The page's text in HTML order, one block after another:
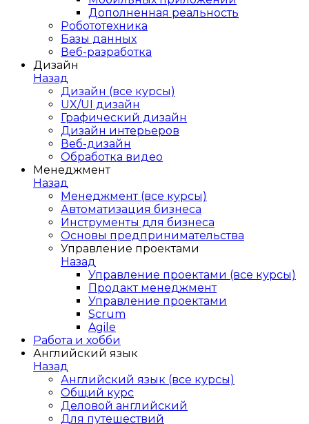
Дополненная реальность
Робототехника
Базы данных
Веб-разработка
Дизайн
Назад
Дизайн (все курсы)
UX/UI дизайн
Графический дизайн
Дизайн интерьеров
Веб-дизайн
Обработка видео
Менеджмент
Назад
Менеджмент (все курсы)
Автоматизация бизнеса
Инструменты для бизнеса
Основы предпринимательства
Управление проектами
Назад
Управление проектами (все курсы)
Продакт менеджмент
Управление проектами
Scrum
Agile
Работа и хобби
Английский язык
Назад
Английский язык (все курсы)
Общий курс
Деловой английский
Для путешествий